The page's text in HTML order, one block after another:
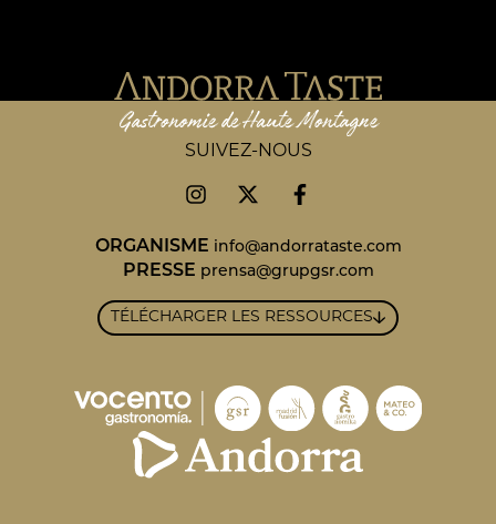
SUIVEZ-NOUS
ORGANISME info@andorrataste.com
PRESSE prensa@grupgsr.com
TÉLÉCHARGER LES RESSOURCES